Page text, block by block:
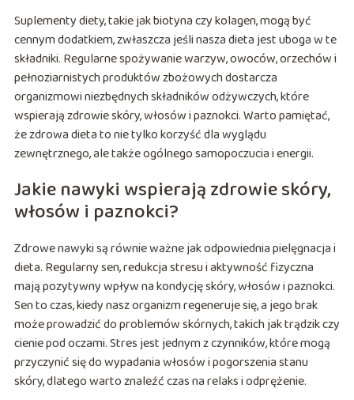
Suplementy diety, takie jak biotyna czy kolagen, mogą być
cennym dodatkiem, zwłaszcza jeśli nasza dieta jest uboga w te
składniki. Regularne spożywanie warzyw, owoców, orzechów i
pełnoziarnistych produktów zbożowych dostarcza
organizmowi niezbędnych składników odżywczych, które
wspierają zdrowie skóry, włosów i paznokci. Warto pamiętać,
że zdrowa dieta to nie tylko korzyść dla wyglądu
zewnętrznego, ale także ogólnego samopoczucia i energii.
Jakie nawyki wspierają zdrowie skóry,
włosów i paznokci?
Zdrowe nawyki są równie ważne jak odpowiednia pielęgnacja i
dieta. Regularny sen, redukcja stresu i aktywność fizyczna
mają pozytywny wpływ na kondycję skóry, włosów i paznokci.
Sen to czas, kiedy nasz organizm regeneruje się, a jego brak
może prowadzić do problemów skórnych, takich jak trądzik czy
cienie pod oczami. Stres jest jednym z czynników, które mogą
przyczynić się do wypadania włosów i pogorszenia stanu
skóry, dlatego warto znaleźć czas na relaks i odprężenie.